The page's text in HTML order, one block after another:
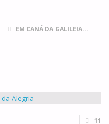
EM CANÁ DA GALILEIA...
11